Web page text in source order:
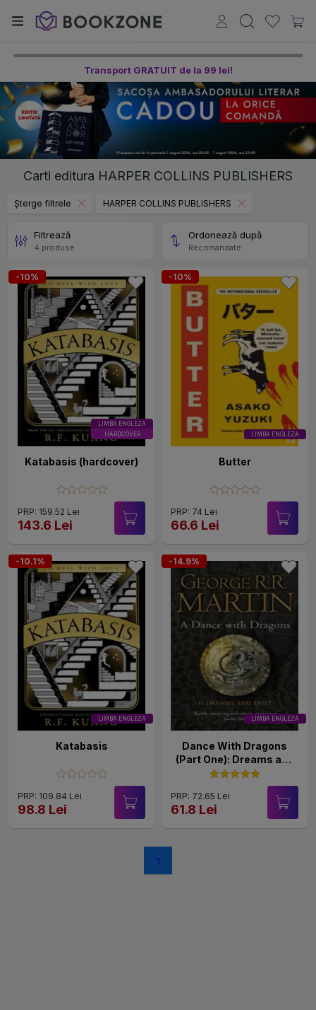
Transport GRATUIT de la 99 lei!
Carti editura HARPER COLLINS PUBLISHERS
Șterge filtrele HARPER COLLINS PUBLISHERS
Filtrează
4 produse
Ordonează după
Recomandate
LIMBA ENGLEZA
HARDCOVER
-10%
Katabasis (hardcover)
PRP: 159.52 Lei
143.6 Lei
LIMBA ENGLEZA
-10%
Butter
PRP: 74 Lei
66.6 Lei
LIMBA ENGLEZA
-10.1%
Katabasis
PRP: 109.84 Lei
98.8 Lei
LIMBA ENGLEZA
-14.9%
Dance With Dragons
(Part One): Dreams and
Dust
PRP: 72.65 Lei
61.8 Lei
1